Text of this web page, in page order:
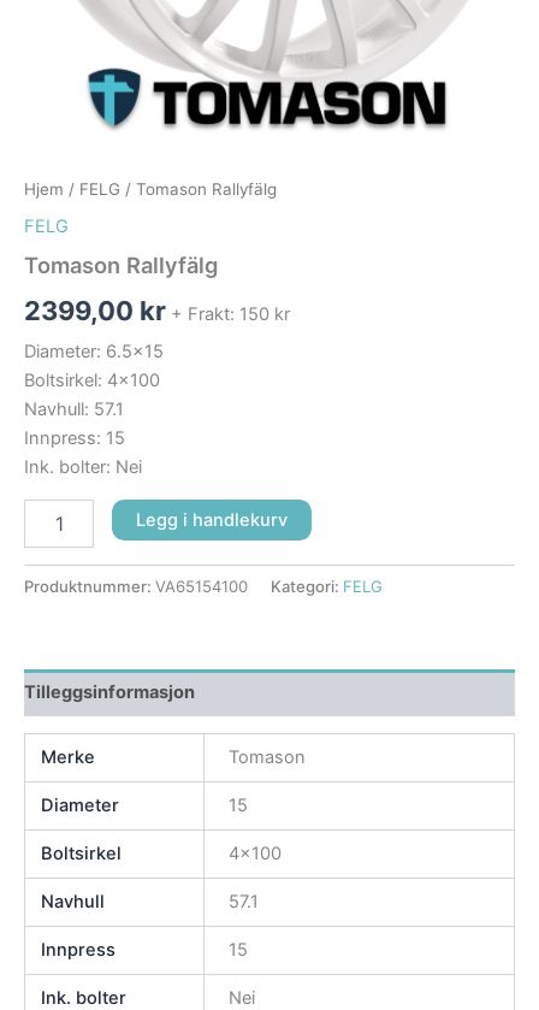
Hjem / FELG / Tomason Rallyfälg
FELG
Tomason Rallyfälg
2399,00 kr + Frakt: 150 kr
Diameter: 6.5×15
Boltsirkel: 4×100
Navhull: 57.1
Innpress: 15
Ink. bolter: Nei
Legg i handlekurv
Produktnummer: VA65154100 Kategori: FELG
Tilleggsinformasjon
Merke Tomason
Diameter 15
Boltsirkel 4×100
Navhull 57.1
Innpress 15
Ink. bolter Nei